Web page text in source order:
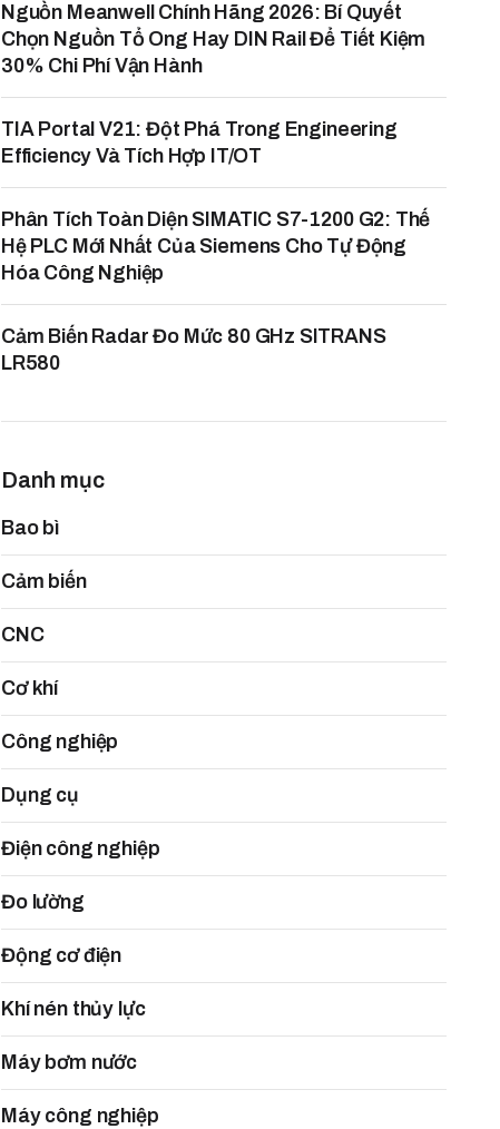
Nguồn Meanwell Chính Hãng 2026: Bí Quyết
Chọn Nguồn Tổ Ong Hay DIN Rail Để Tiết Kiệm
30% Chi Phí Vận Hành
TIA Portal V21: Đột Phá Trong Engineering
Efficiency Và Tích Hợp IT/OT
Phân Tích Toàn Diện SIMATIC S7-1200 G2: Thế
Hệ PLC Mới Nhất Của Siemens Cho Tự Động
Hóa Công Nghiệp
Cảm Biến Radar Đo Mức 80 GHz SITRANS
LR580
Danh mục
Bao bì
Cảm biến
CNC
Cơ khí
Công nghiệp
Dụng cụ
Điện công nghiệp
Đo lường
Động cơ điện
Khí nén thủy lực
Máy bơm nước
Máy công nghiệp